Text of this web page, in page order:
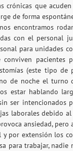
crónicas que
de forma
encontramos
con el personal
para unidades
pacientes
(este tipo
de noche el turno
estar hablando
ser intencionados
laborales debido
ansiedad, pero
y por extensión los
para trabajar,